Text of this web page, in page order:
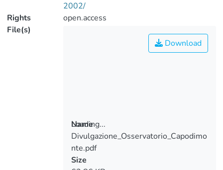
2002/
Rights
open.access
File(s)
Loading...
Loading...
Download
Name
Divulgazione_Osservatorio_Capodimo
nte.pdf
Size